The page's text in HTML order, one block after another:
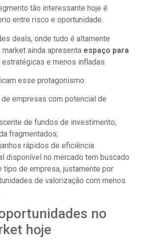
tão interessante hoje é
entre risco e oportunidade.
deals, onde tudo é altamente
ainda apresenta espaço para
e menos infladas.
esse protagonismo:
de empresas com potencial de
de fundos de investimento;
fragmentados;
rápidos de eficiência.
disponível no mercado tem buscado
tipo de empresa, justamente por
de valorização com menos
no
hoje